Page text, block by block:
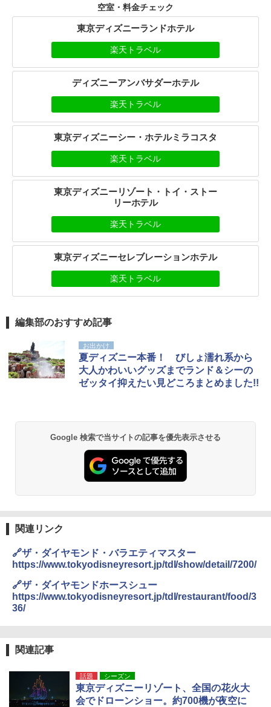
空室・料金チェック
東京ディズニーランドホテル
楽天トラベル
ディズニーアンバサダーホテル
楽天トラベル
東京ディズニーシー・ホテルミラコスタ
楽天トラベル
東京ディズニーリゾート・トイ・ストー
リーホテル
楽天トラベル
東京ディズニーセレブレーションホテル
楽天トラベル
編集部のおすすめ記事
お出かけ
夏ディズニー本番！ びしょ濡れ系から
大人かわいいグッズまでランド＆シーの
ゼッタイ抑えたい見どころまとめました!!
Google 検索で当サイトの記事を優先表示させる
関連リンク
🔗ザ・ダイヤモンド・バラエティマスター
https://www.tokyodisneyresort.jp/tdl/show/detail/7200/
🔗ザ・ダイヤモンドホースシュー
https://www.tokyodisneyresort.jp/tdl/restaurant/food/3
36/
関連記事
話題 シーズン
東京ディズニーリゾート、全国の花火大
会でドローンショー。約700機が夜空に